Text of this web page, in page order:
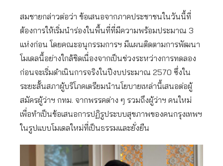
สมชายกล่าวต่อว่า ข้อเสนอจากภาคประชาชนในวันนี้ที่
ต้องการให้เริ่มนำร่องในพื้นที่ที่มีความพร้อมประมาณ 3
แห่งก่อน โดยคณะอนุกรรมการฯ มีแผนติดตามการพัฒนา
โมเดลนี้อย่างใกล้ชิดเนื่องจากเป็นช่วงระหว่างการทดลอง
ก่อนจะเริ่มดำเนินการจริงในปีงบประมาณ 2570 ซึ่งใน
ระยะสั้นสภาผู้บริโภคเตรียมนำนโยบายเหล่านี้เสนอต่อผู้
สมัครผู้ว่าฯ กทม. จากพรรคต่าง ๆ รวมถึงผู้ว่าฯ คนใหม่
เพื่อทำเป็นข้อเสนอการปฏิรูประบบสุขภาพของคนกรุงเทพฯ
ในรูปแบบโมเดลใหม่ที่เป็นธรรมและยั่งยืน